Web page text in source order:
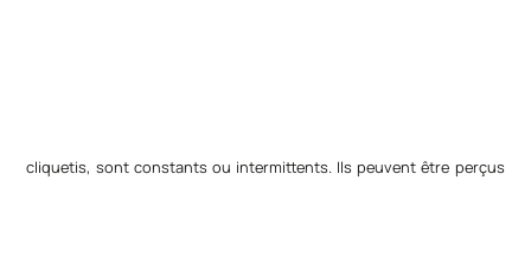
cliquetis, sont constants ou intermittents. Ils peuvent être perçus